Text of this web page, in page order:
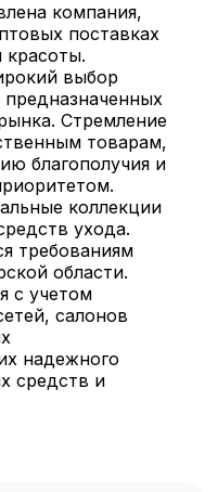
компания,
поставках
красоты.
выбор
Стремление
товарам,
благополучия и
коллекции
ухода.
требованиям
области.
с учетом
салонов
надежного
средств и